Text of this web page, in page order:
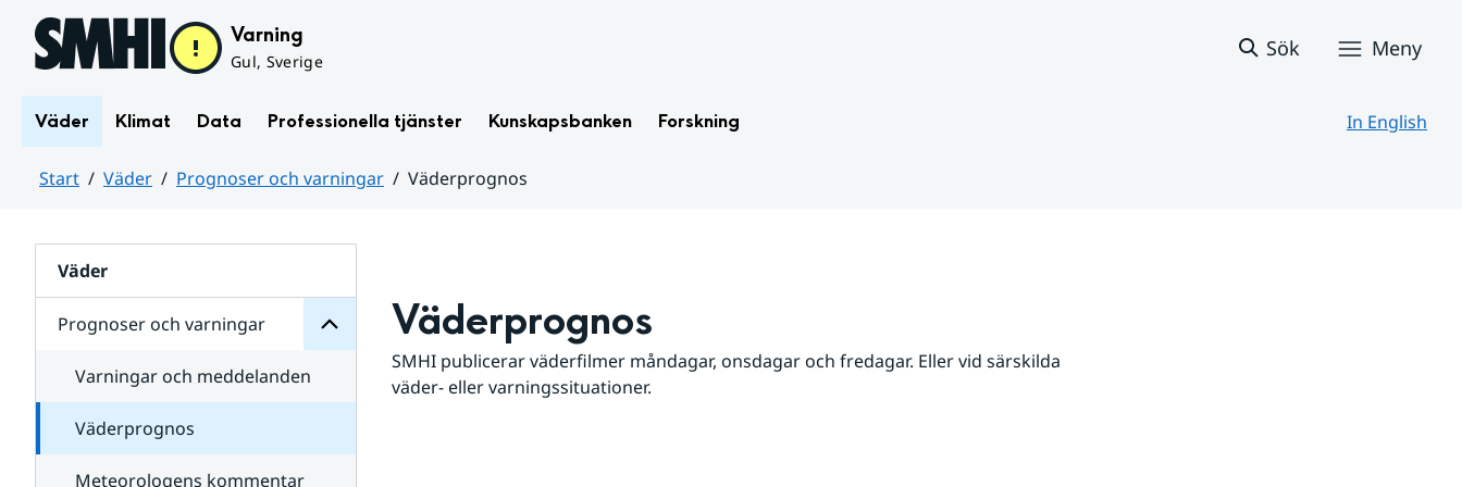
Hoppa till sidans innehåll Varning
Gul, Sverige
Sök Meny
Väder Klimat Data Professionella tjänster Kunskapsbanken Forskning In English
Start Väder Prognoser och varningar
Väderprognos
Väder
Prognoser och varningar
för
varningar
Varningar och meddelanden
Väderprognos
Meteorologens kommentar
Väderprognos
SMHI publicerar väderfilmer måndagar, onsdagar och fredagar. Eller vid särskilda
väder- eller varningssituationer.